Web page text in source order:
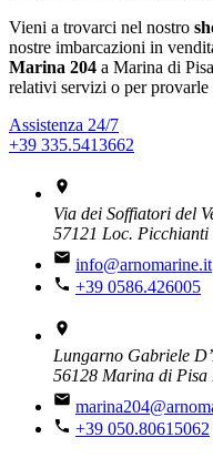
Vieni a trovarci nel nostro
nostre imbarcazioni in
Marina 204 a Marina di
relativi servizi o per provarle
Assistenza 24/7
+39 335.5413662
Via dei Soffiatori del
57121 Loc.
info@arnomarine.it
+39 0586.426005
Lungarno Gabriele
56128 Marina di Pisa
+39 050.80615062